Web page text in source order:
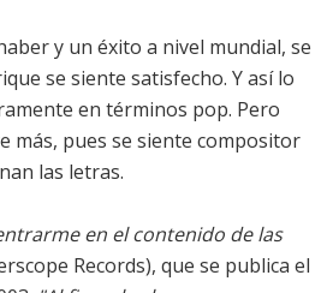
y un éxito a nivel mundial, se
se siente satisfecho. Y así lo
en términos pop. Pero
más, pues se siente compositor
las letras.
en el contenido de las
Records), que se publica el